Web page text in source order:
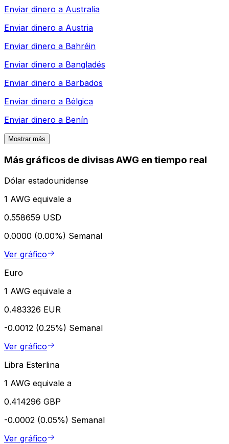
Enviar dinero a Australia
Enviar dinero a Austria
Enviar dinero a Bahréin
Enviar dinero a Bangladés
Enviar dinero a Barbados
Enviar dinero a Bélgica
Enviar dinero a Benín
Mostrar más
Más gráficos de divisas AWG en tiempo real
Dólar estadounidense
1 AWG equivale a
0.558659 USD
0.0000 (0.00%) Semanal
Ver gráfico
Euro
1 AWG equivale a
0.483326 EUR
-0.0012 (0.25%) Semanal
Ver gráfico
Libra Esterlina
1 AWG equivale a
0.414296 GBP
-0.0002 (0.05%) Semanal
Ver gráfico